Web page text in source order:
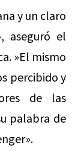
y un claro
aseguró el
»El mismo
percibido y
de las
palabra de